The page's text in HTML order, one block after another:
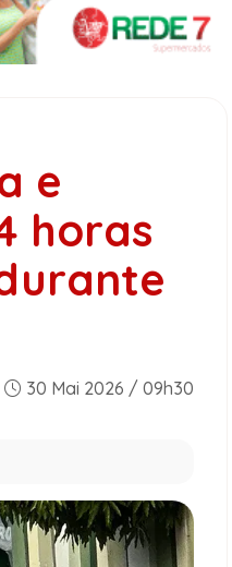
e
horas
30 Mai 2026 / 09h30